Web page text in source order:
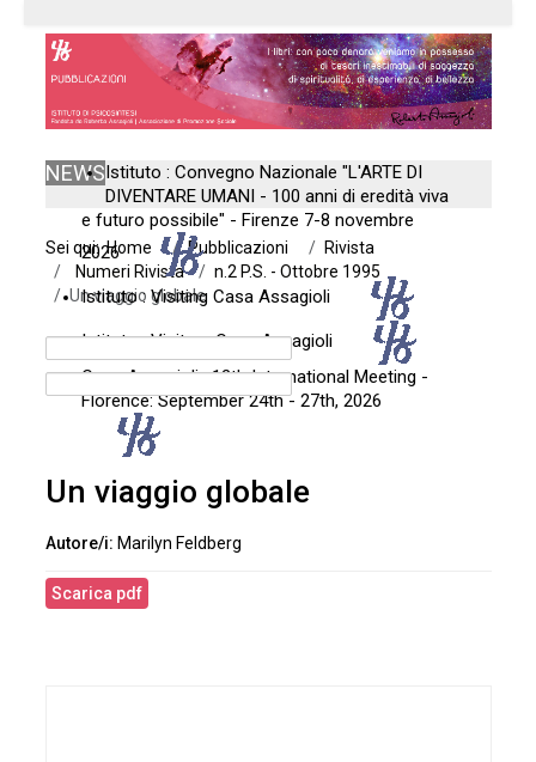
NEWSIstituto : Convegno Nazionale "L'ARTE DI
DIVENTARE UMANI - 100 anni di eredità viva
e futuro possibile" - Firenze 7-8 novembre
2026
Istituto : Visiting Casa Assagioli
Istituto : Visitare Casa Assagioli
Casa Assagioli : 12th International Meeting -
Florence: September 24th - 27th, 2026
Sei qui:Home Pubblicazioni
Rivista
Numeri Rivista
n.2 P.S. - Ottobre 1995
Un viaggio globale
Un viaggio globale
Marilyn Feldberg
Scarica pdf